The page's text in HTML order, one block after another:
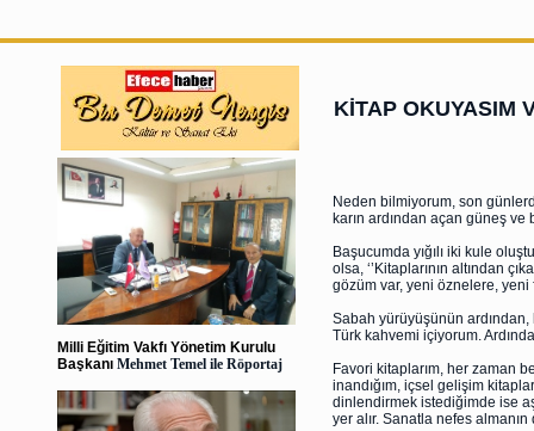
Milli Eğitim Vakfı Yönetim Kurulu
Başkanı Mehmet Temel ile Röportaj
KİTAP OKUYASIM
Neden bilmiyorum, son
karın ardından açan güneş
Başucumda yığılı iki kule
olsa, ‘’Kitaplarının altından
gözüm var, yeni öznelere,
Sabah yürüyüşünün
Türk kahvemi içiyorum.
Favori kitaplarım, her zaman
inandığım, içsel gelişim
dinlendirmek istediğimde ise
yer alır. Sanatla nefes